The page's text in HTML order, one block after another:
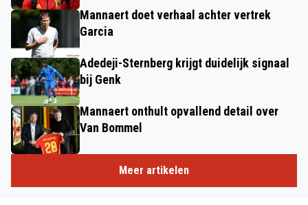
Mannaert doet verhaal achter vertrek
Garcia
Adedeji-Sternberg krijgt duidelijk signaal
bij Genk
Mannaert onthult opvallend detail over
Van Bommel
Meer artikelen